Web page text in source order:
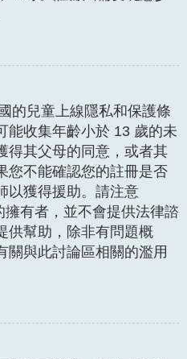
的兒童上線隱私和保護條
能收集年齡小於 13 歲的未
得其父母的同意，或者其
您不能確認您的註冊是否
以獲得援助。請注意
有者，並不會提供法律諮
供幫助，除非有問題概
關與此討論區相關的濫用